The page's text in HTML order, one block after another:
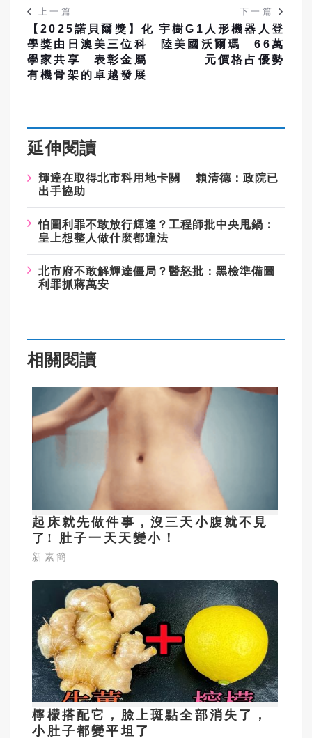
上一篇
【2025諾貝爾獎】化
學獎由日澳美三位科
學家共享 表彰金屬
有機骨架的卓越發展
下一篇
宇樹G1人形機器人登
陸美國沃爾瑪 66萬
元價格占優勢
延伸閱讀
輝達在取得北市科用地卡關 賴清德：政院已
出手協助
怕圖利罪不敢放行輝達？工程師批中央甩鍋：
皇上想整人做什麼都違法
北市府不敢解輝達僵局？醫怒批：黑檢準備圖
利罪抓蔣萬安
相關閱讀
起床就先做件事，沒三天小腹就不見
了! 肚子一天天變小！
新素簡
檸檬搭配它，臉上斑點全部消失了，
小肚子都變平坦了